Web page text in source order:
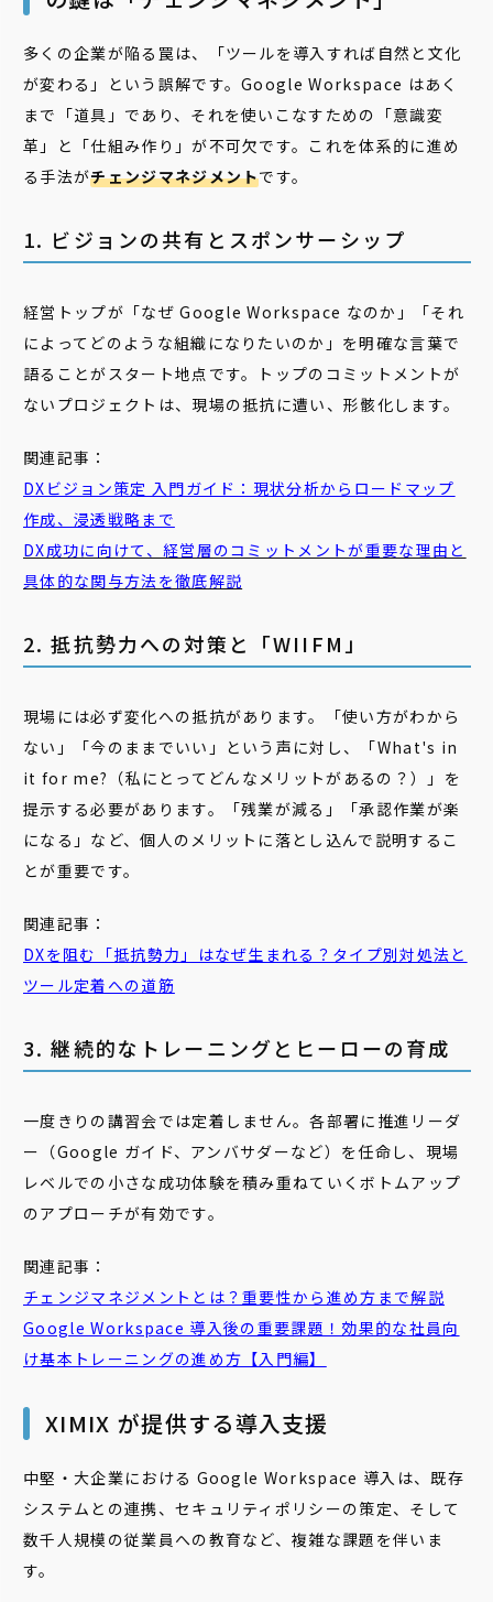
多くの企業が陥る罠は、「ツールを導入すれば自然と文化
が変わる」という誤解です。Google Workspace はあく
まで「道具」であり、それを使いこなすための「意識変
革」と「仕組み作り」が不可欠です。これを体系的に進め
る手法がチェンジマネジメントです。
1. ビジョンの共有とスポンサーシップ
経営トップが「なぜ Google Workspace なのか」「それ
によってどのような組織になりたいのか」を明確な言葉で
語ることがスタート地点です。トップのコミットメントが
ないプロジェクトは、現場の抵抗に遭い、形骸化します。
関連記事：
DXビジョン策定 入門ガイド：現状分析からロードマップ
作成、浸透戦略まで
DX成功に向けて、経営層のコミットメントが重要な理由と
具体的な関与方法を徹底解説
2. 抵抗勢力への対策と「WIIFM」
現場には必ず変化への抵抗があります。「使い方がわから
ない」「今のままでいい」という声に対し、「What's in
it for me?（私にとってどんなメリットがあるの？）」を
提示する必要があります。「残業が減る」「承認作業が楽
になる」など、個人のメリットに落とし込んで説明するこ
とが重要です。
関連記事：
DXを阻む「抵抗勢力」はなぜ生まれる？タイプ別対処法と
ツール定着への道筋
3. 継続的なトレーニングとヒーローの育成
一度きりの講習会では定着しません。各部署に推進リーダ
ー（Google ガイド、アンバサダーなど）を任命し、現場
レベルでの小さな成功体験を積み重ねていくボトムアップ
のアプローチが有効です。
関連記事：
チェンジマネジメントとは？重要性から進め方まで解説
Google Workspace 導入後の重要課題！効果的な社員向
け基本トレーニングの進め方【入門編】
XIMIX が提供する導入支援
中堅・大企業における Google Workspace 導入は、既存
システムとの連携、セキュリティポリシーの策定、そして
数千人規模の従業員への教育など、複雑な課題を伴いま
す。